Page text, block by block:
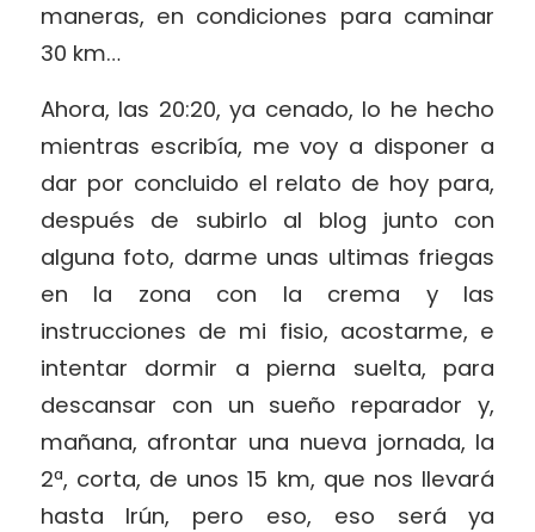
maneras, en condiciones para caminar
30 km…
Ahora, las 20:20, ya cenado, lo he hecho
mientras escribía, me voy a disponer a
dar por concluido el relato de hoy para,
después de subirlo al blog junto con
alguna foto, darme unas ultimas friegas
en la zona con la crema y las
instrucciones de mi fisio, acostarme, e
intentar dormir a pierna suelta, para
descansar con un sueño reparador y,
mañana, afrontar una nueva jornada, la
2ª, corta, de unos 15 km, que nos llevará
hasta Irún, pero eso, eso será ya